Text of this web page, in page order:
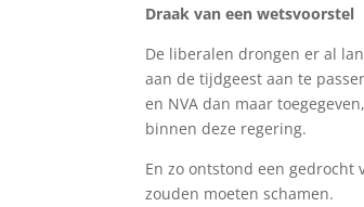
Draak van een wetsvoorstel
De liberalen drongen er al
aan de tijdgeest aan te
en NVA dan maar
binnen deze regering.
En zo ontstond een gedrocht
zouden moeten schamen.